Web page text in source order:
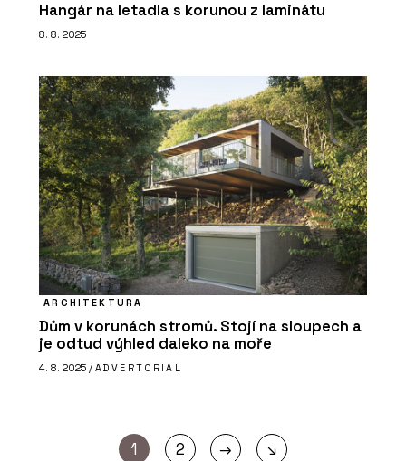
Hangár na letadla s korunou z laminátu
8. 8. 2025
ARCHITEKTURA
Dům v korunách stromů. Stojí na sloupech a
je odtud výhled daleko na moře
4. 8. 2025 / ADVERTORIAL
1 2 → ↘